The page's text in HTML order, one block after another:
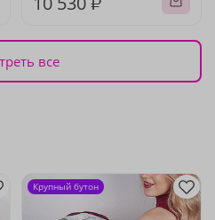
все
Крупный бутон